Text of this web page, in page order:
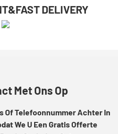
DELIVERY
Met Ons Op
Of Telefoonnummer Achter In
We U Een Gratis Offerte